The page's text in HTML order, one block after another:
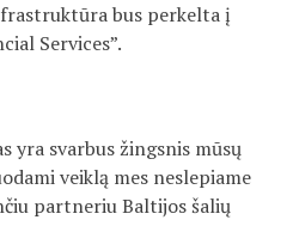
bus perkelta į
Services”.
yra svarbus žingsnis mūsų
veiklą mes neslepiame
partneriu Baltijos šalių